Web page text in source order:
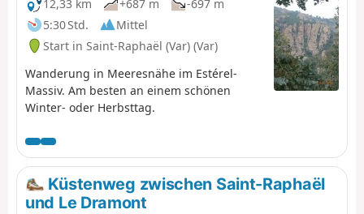
12,33 km
+687 m
-697 m
5:30 Std.
Mittel
Start in Saint-Raphaël (Var) (Var)
Wanderung in Meeresnähe im Estérel-
Massiv. Am besten an einem schönen
Winter- oder Herbsttag.
Küstenweg zwischen Saint-Raphaël
und Le Dramont